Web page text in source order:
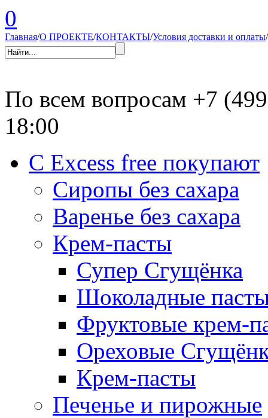
0
Главная/О ПРОЕКТЕ/КОНТАКТЫ/Условия доставки и оплаты/
По всем вопросам +7
18:00
С Excess free покупают
Сиропы без сахара
Варенье без сахара
Крем-пасты
Супер Сгущёнка
Шоколадные
Фруктовые крем-
Ореховые
Крем-пасты
Печенье и пирожные